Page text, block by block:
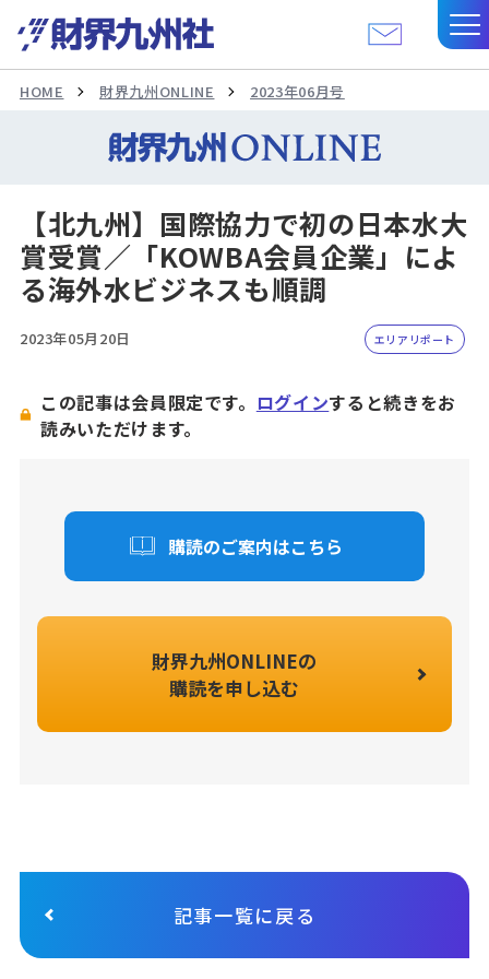
HOME 財界九州ONLINE 2023年06月号
【北九州】国際協力で初の日本水大
賞受賞／「KOWBA会員企業」によ
る海外水ビジネスも順調
2023年05月20日 エリアリポート
この記事は会員限定です。 ログインすると続きをお
読みいただけます。
購読のご案内はこちら
財界九州ONLINEの
購読を申し込む
記事一覧に戻る